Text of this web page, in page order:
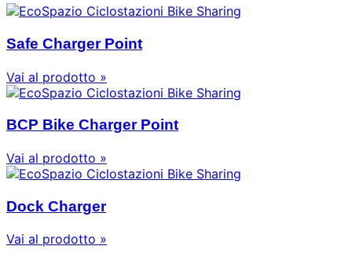
Safe Charger Point
Vai al prodotto »
BCP Bike Charger Point
Vai al prodotto »
Dock Charger
Vai al prodotto »